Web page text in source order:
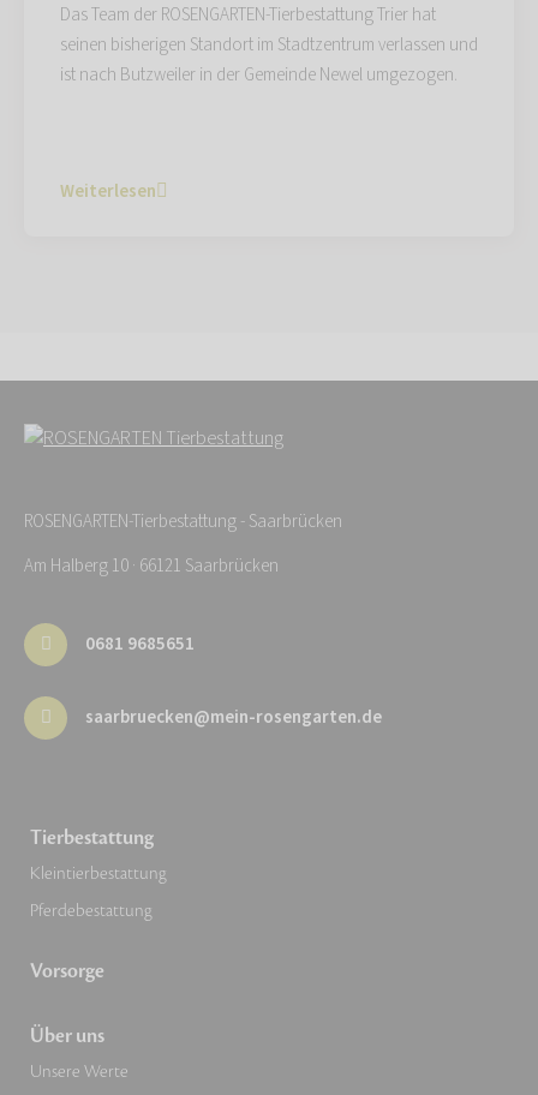
Das Team der ROSENGARTEN-Tierbestattung Trier hat
seinen bisherigen Standort im Stadtzentrum verlassen und
ist nach Butzweiler in der Gemeinde Newel umgezogen.
Weiterlesen
ROSENGARTEN-Tierbestattung - Saarbrücken
Am Halberg 10 · 66121 Saarbrücken
0681 9685651
saarbruecken@mein-rosengarten.de
Tierbestattung
Kleintierbestattung
Pferdebestattung
Vorsorge
Über uns
Unsere Werte